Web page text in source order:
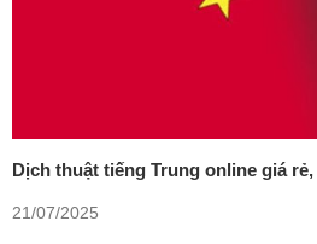
Dịch thuật tiếng Trung online giá
21/07/2025